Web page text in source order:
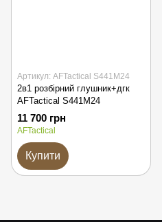
Артикул: AFTactical S441M24
2в1 розбірний глушник+дгк
AFTactical S441M24
11 700 грн
AFTactical
Купити